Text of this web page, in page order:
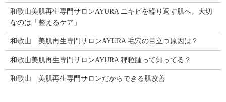
和歌山美肌再生専門サロンAYURA ニキビを繰り返す肌へ。大切
なのは「整えるケア」
和歌山 美肌再生専門サロンAYURA 毛穴の目立つ原因は？
和歌山美肌再生専門サロンAYURA 稗粒腫って知ってる？
和歌山 美肌再生専門サロンだからできる肌改善